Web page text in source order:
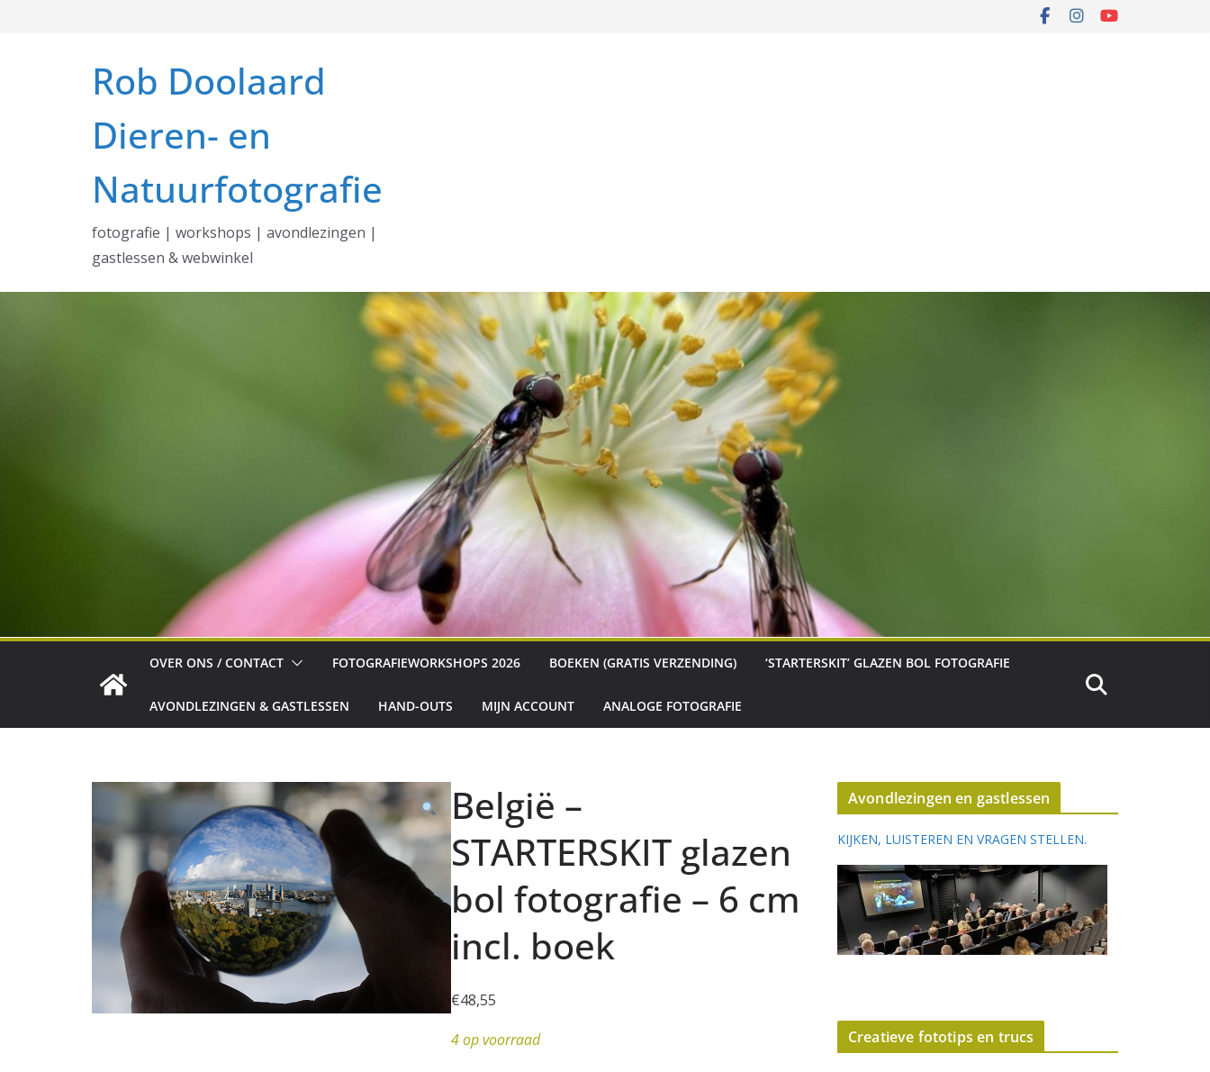
Rob Doolaard
Dieren- en
Natuurfotografie
fotografie | workshops | avondlezingen |
gastlessen & webwinkel
OVER ONS / CONTACT FOTOGRAFIEWORKSHOPS 2026 BOEKEN (GRATIS VERZENDING) ‘STARTERSKIT’ GLAZEN BOL FOTOGRAFIE
AVONDLEZINGEN & GASTLESSEN HAND-OUTS MIJN ACCOUNT ANALOGE FOTOGRAFIE
België –
STARTERSKIT glazen
bol fotografie – 6 cm
incl. boek
€48,55
4 op voorraad
Avondlezingen en gastlessen
KIJKEN, LUISTEREN EN VRAGEN STELLEN.
Creatieve fototips en trucs